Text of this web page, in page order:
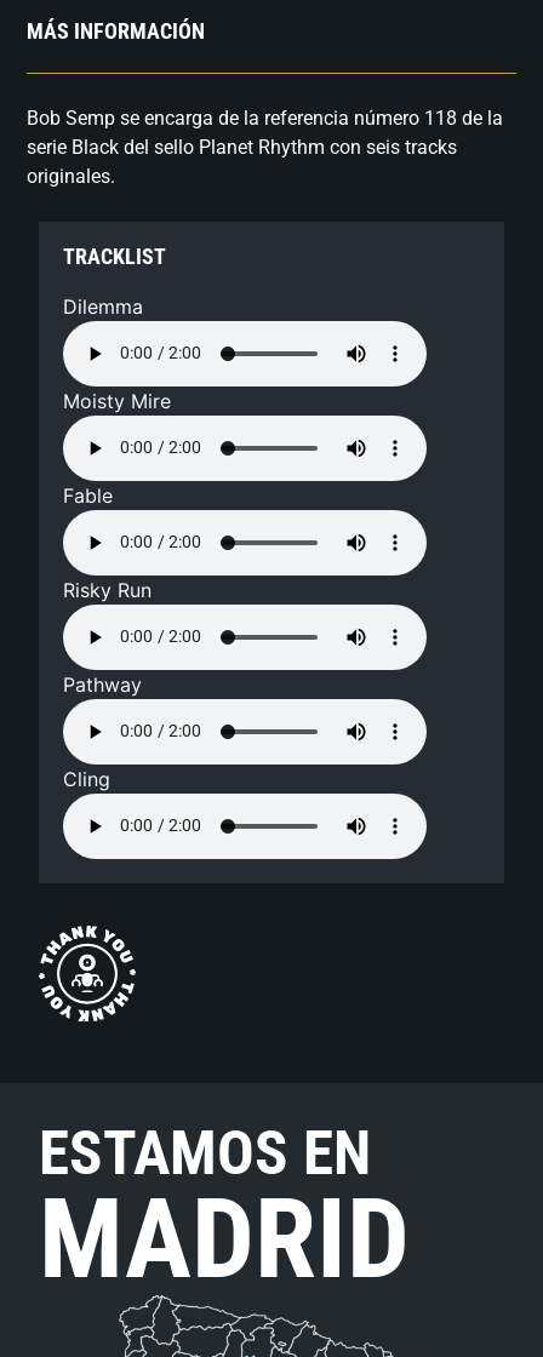
MÁS INFORMACIÓN
Bob Semp se encarga de la referencia número 118 de la
serie Black del sello Planet Rhythm con seis tracks
originales.
TRACKLIST
Dilemma
Moisty Mire
Fable
Risky Run
Pathway
Cling
ESTAMOS EN
MADRID